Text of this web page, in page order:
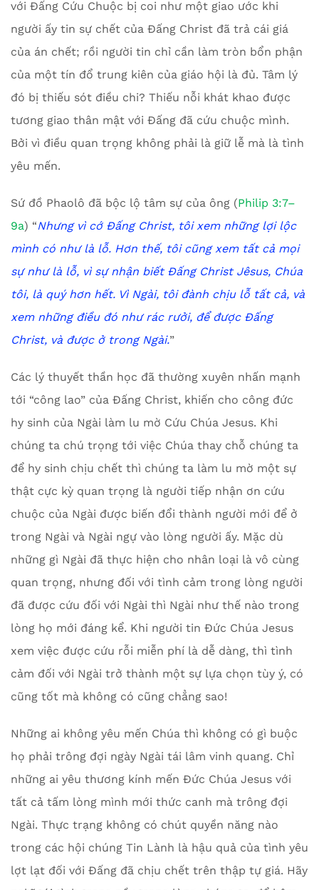
với Đấng Cứu Chuộc bị coi như một giao ước khi
người ấy tin sự chết của Đấng Christ đã trả cái giá
của án chết; rồi người tin chỉ cần làm tròn bổn phận
của một tín đổ trung kiên của giáo hội là đủ. Tâm lý
đó bị thiếu sót điều chi? Thiếu nỗi khát khao được
tương giao thân mật với Đấng đã cứu chuộc mình.
Bởi vì điều quan trọng không phải là giữ lễ mà là tình
yêu mến.
Sứ đồ Phaolô đã bộc lộ tâm sự của ông (Philip 3:7–
9a) “Nhưng vì cớ Đấng Christ, tôi xem những lợi lộc
mình có như là lỗ. Hơn thế, tôi cũng xem tất cả mọi
sự như là lỗ, vì sự nhận biết Đấng Christ Jêsus, Chúa
tôi, là quý hơn hết. Vì Ngài, tôi đành chịu lỗ tất cả, và
xem những điều đó như rác rưởi, để được Đấng
Christ, và được ở trong Ngài.”
Các lý thuyết thần học đã thường xuyên nhấn mạnh
tới “công lao” của Đấng Christ, khiến cho công đức
hy sinh của Ngài làm lu mờ Cứu Chúa Jesus. Khi
chúng ta chú trọng tới việc Chúa thay chỗ chúng ta
để hy sinh chịu chết thì chúng ta làm lu mờ một sự
thật cực kỳ quan trọng là người tiếp nhận ơn cứu
chuộc của Ngài được biến đổi thành người mới để ở
trong Ngài và Ngài ngự vào lòng người ấy. Mặc dù
những gì Ngài đã thực hiện cho nhân loại là vô cùng
quan trọng, nhưng đối với tình cảm trong lòng người
đã được cứu đối với Ngài thì Ngài như thế nào trong
lòng họ mới đáng kể. Khi người tin Đức Chúa Jesus
xem việc được cứu rỗi miễn phí là dễ dàng, thì tình
cảm đối với Ngài trở thành một sự lựa chọn tùy ý, có
cũng tốt mà không có cũng chẳng sao!
Những ai không yêu mến Chúa thì không có gì buộc
họ phải trông đợi ngày Ngài tái lâm vinh quang. Chỉ
những ai yêu thương kính mến Đức Chúa Jesus với
tất cả tấm lòng mình mới thức canh mà trông đợi
Ngài. Thực trạng không có chút quyền năng nào
trong các hội chúng Tin Lành là hậu quả của tình yêu
lợt lạt đối với Đấng đã chịu chết trên thập tự giá. Hãy